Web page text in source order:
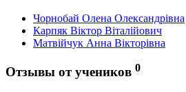
Чорнобай Олена Олександрівна
Карпяк Віктор Віталійович
Матвійчук Анна Вікторівна
Отзывы от учеников 0